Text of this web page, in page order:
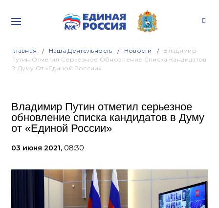
Главная Наша Деятельность Новости
Владимир
Путин Отметил Серьезное Обновление Списка Кандидатов
В Думу От «Единой России»
Владимир Путин отметил серьезное
обновление списка кандидатов в Думу
от «Единой России»
03 июня 2021, 08:30